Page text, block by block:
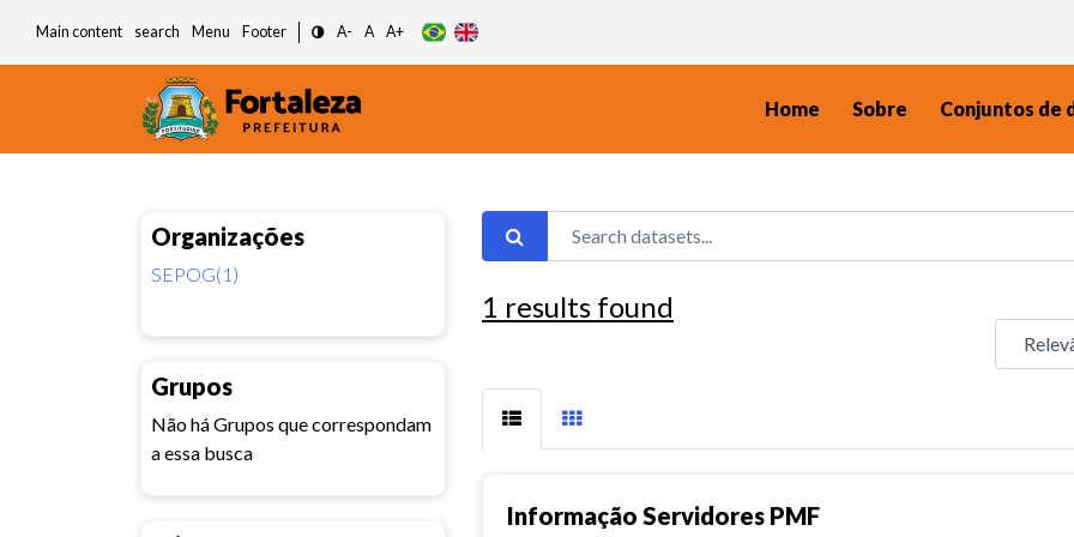
Main content search Menu Footer A- A A+
Home Sobre Conjuntos de
Organizações
SEPOG(1)
Grupos
Não há Grupos que correspondam
a essa busca
1 results found
Informação Servidores PMF